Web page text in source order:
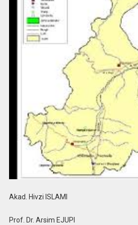
Akad. Hivzi ISLAMI
Prof. Dr. Arsim EJUPI